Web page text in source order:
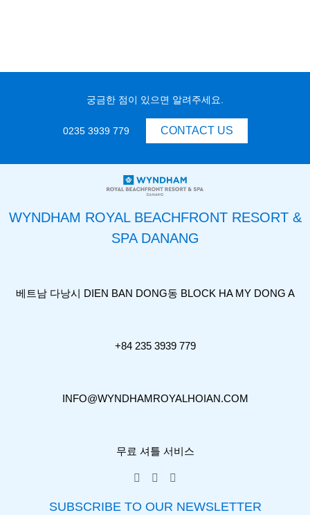
궁금한 점이 있으면 알려주세요.
0235 3939 779 CONTACT US
WYNDHAM ROYAL BEACHFRONT RESORT &
SPA DANANG
베트남 다낭시 DIEN BAN DONG동 BLOCK HA MY DONG A
+84 235 3939 779
INFO@WYNDHAMROYALHOIAN.COM
무료 셔틀 서비스
SUBSCRIBE TO OUR NEWSLETTER